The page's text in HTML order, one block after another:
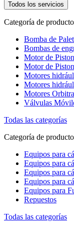
Todos los servicios
Categoría de
Bomba de
Bombas de
Motor de
Motor de
Motores
Motores
Motores
Válvulas
Todas las categorías
Categoría de
Equipos para
Equipos para
Equipos para
Equipos para
Equipos para
Repuestos
Todas las categorías